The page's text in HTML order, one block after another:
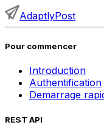
AdaptlyPost
Pour commencer
Introduction
Authentification
Demarrage
REST API